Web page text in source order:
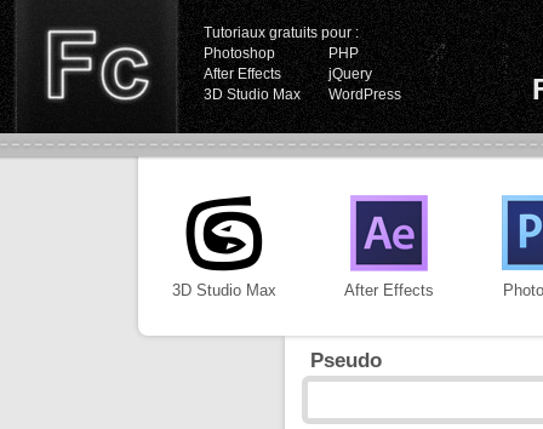
Tutoriaux gratuits pour :
Photoshop
PHP
After Effects
jQuery
3D Studio Max
WordPress
3D Studio Max After Effects
Pseudo